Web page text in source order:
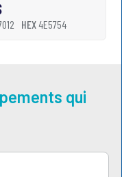
HEX4E5754
qui